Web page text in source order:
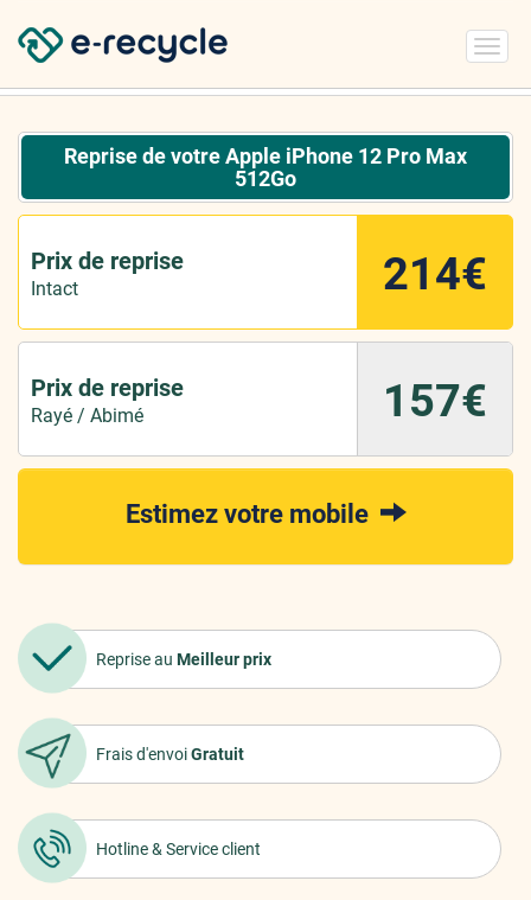
Reprise de votre Apple iPhone 12 Pro Max
512Go
Prix de reprise
Intact 214€
Prix de reprise
Rayé / Abimé 157€
Estimez votre mobile
Reprise au Meilleur prix
Frais d'envoiGratuit
Hotline & Service client